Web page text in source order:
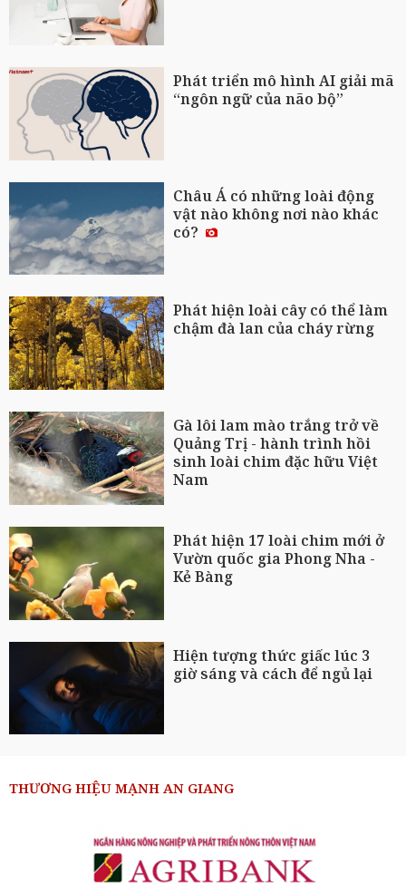
Phát triển mô hình AI giải mã
“ngôn ngữ của não bộ”
Châu Á có những loài động
vật nào không nơi nào khác
có?
Phát hiện loài cây có thể làm
chậm đà lan của cháy rừng
Gà lôi lam mào trắng trở về
Quảng Trị - hành trình hồi
sinh loài chim đặc hữu Việt
Nam
Phát hiện 17 loài chim mới ở
Vườn quốc gia Phong Nha -
Kẻ Bàng
Hiện tượng thức giấc lúc 3
giờ sáng và cách để ngủ lại
THƯƠNG HIỆU MẠNH AN GIANG